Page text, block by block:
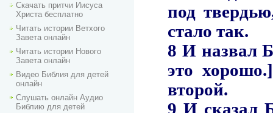
Скачать притчи Иисуса
Христа бесплатно
Читать истории Ветхого
Завета онлайн
Читать истории Нового
Завета онлайн
Видео Библия для детей
онлайн
Слушать онлайн Аудио
Библию для детей